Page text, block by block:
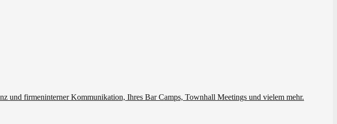
und firmeninterner Kommunikation, Ihres Bar Camps, Townhall Meetings und vielem mehr.